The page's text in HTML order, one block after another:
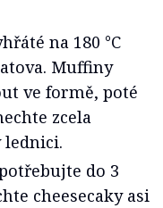
na 180 °C
Muffiny
ve formě, poté
zcela
lednici.
do 3
cheesecaky asi